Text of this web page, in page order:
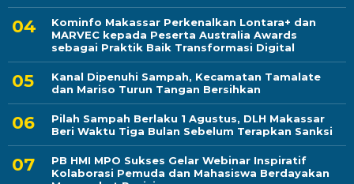
Kominfo Makassar Perkenalkan Lontara+ dan
MARVEC kepada Peserta Australia Awards
sebagai Praktik Baik Transformasi Digital
Kanal Dipenuhi Sampah, Kecamatan Tamalate
dan Mariso Turun Tangan Bersihkan
Pilah Sampah Berlaku 1 Agustus, DLH Makassar
Beri Waktu Tiga Bulan Sebelum Terapkan Sanksi
PB HMI MPO Sukses Gelar Webinar Inspiratif
Kolaborasi Pemuda dan Mahasiswa Berdayakan